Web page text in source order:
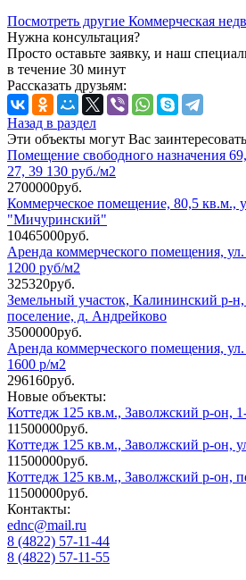
Посмотреть другие Коммерческая
Нужна консультация?
Просто оставьте заявку, и наш
в течение 30 минут
Рассказать друзьям:
Назад в раздел
Эти объекты могут Вас
Помещение свободного назначения
27, 39 130 руб./м2
2700000руб.
Коммерческое помещение, 80,5 кв.м.,
"Мичуринский"
10465000руб.
Аренда коммерческого помещения,
1200 руб/м2
325320руб.
Земельный участок, Калининский р-н,
поселение, д. Андрейково
3500000руб.
Аренда коммерческого помещения,
1600 р/м2
296160руб.
Новые объекты:
Коттедж 125 кв.м., Заволжский р-он,
11500000руб.
Коттедж 125 кв.м., Заволжский р-он,
11500000руб.
Коттедж 125 кв.м., Заволжский р-он,
11500000руб.
Контакты:
ednc@mail.ru
8 (4822) 57-11-44
8 (4822) 57-11-55